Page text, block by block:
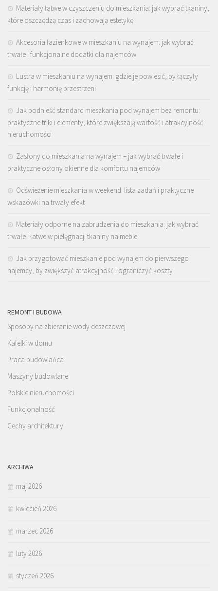
Materiały łatwe w czyszczeniu do mieszkania: jak wybrać tkaniny,
które oszczędzą czas i zachowają estetykę
Akcesoria łazienkowe w mieszkaniu na wynajem: jak wybrać
trwałe i funkcjonalne dodatki dla najemców
Lustra w mieszkaniu na wynajem: gdzie je powiesić, by łączyły
funkcję i harmonię przestrzeni
Jak podnieść standard mieszkania pod wynajem bez remontu:
praktyczne triki i elementy, które zwiększają wartość i atrakcyjność
nieruchomości
Zasłony do mieszkania na wynajem – jak wybrać trwałe i
praktyczne osłony okienne dla komfortu najemców
Odświeżenie mieszkania w weekend: lista zadań i praktyczne
wskazówki na trwały efekt
Materiały odporne na zabrudzenia do mieszkania: jak wybrać
trwałe i łatwe w pielęgnacji tkaniny na meble
Jak przygotować mieszkanie pod wynajem do pierwszego
najemcy, by zwiększyć atrakcyjność i ograniczyć koszty
REMONT I BUDOWA
Sposoby na zbieranie wody deszczowej
Kafelki w domu
Praca budowlańca
Maszyny budowlane
Polskie nieruchomości
Funkcjonalność
Cechy architektury
ARCHIWA
maj 2026
kwiecień 2026
marzec 2026
luty 2026
styczeń 2026